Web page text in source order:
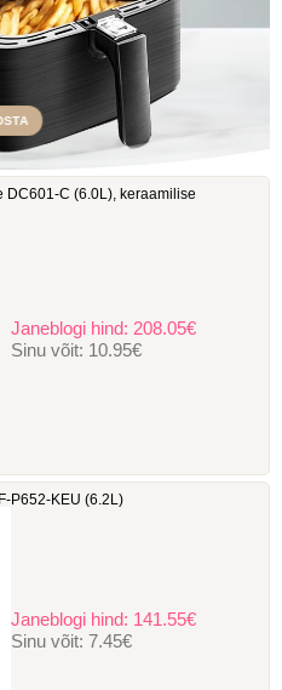
DC601-C ‎(6.0L), keraamilise
Janeblogi hind: 208.05€
Sinu võit: 10.95€
P652-KEU (6.2L)
Janeblogi hind: 141.55€
Sinu võit: 7.45€